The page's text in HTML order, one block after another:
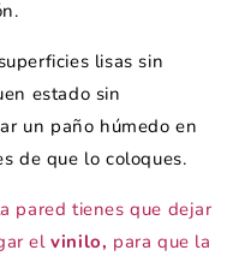
lisas sin
estado sin
un paño húmedo en
de que lo coloques.
pared tienes que dejar
elvinilo, para que la